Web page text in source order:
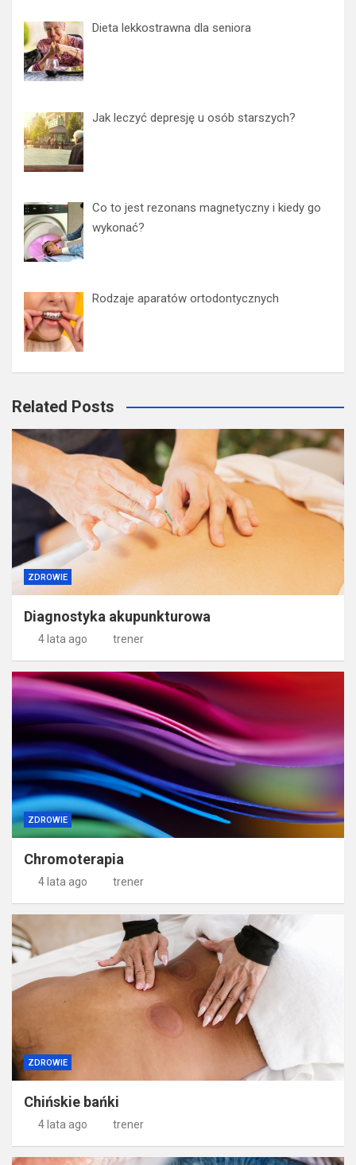
Dieta lekkostrawna dla seniora
Jak leczyć depresję u osób starszych?
Co to jest rezonans magnetyczny i kiedy go
wykonać?
Rodzaje aparatów ortodontycznych
Related Posts
ZDROWIE
Diagnostyka akupunkturowa
4 lata ago trener
ZDROWIE
Chromoterapia
4 lata ago trener
ZDROWIE
Chińskie bańki
4 lata ago trener